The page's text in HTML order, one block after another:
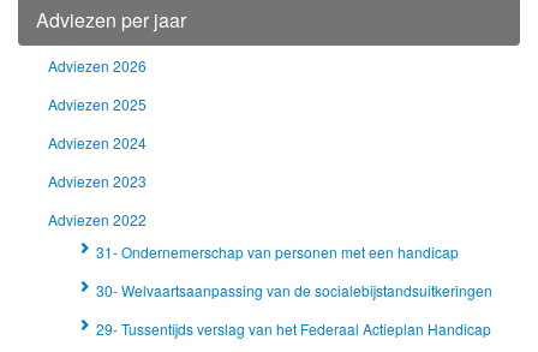
Adviezen per jaar
Adviezen 2026
Adviezen 2025
Adviezen 2024
Adviezen 2023
Adviezen 2022
31- Ondernemerschap van personen met een handicap
30- Welvaartsaanpassing van de socialebijstandsuitkeringen
29- Tussentijds verslag van het Federaal Actieplan Handicap